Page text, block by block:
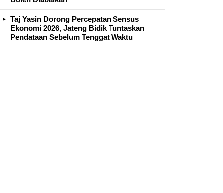
Taj Yasin Dorong Percepatan Sensus
Ekonomi 2026, Jateng Bidik Tuntaskan
Pendataan Sebelum Tenggat Waktu